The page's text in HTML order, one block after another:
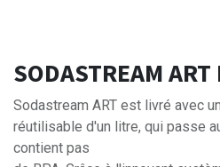
SODASTREAM
Sodastream ART est livré avec
réutilisable d'un litre, qui passe
contient pas